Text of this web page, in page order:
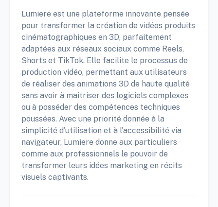
Lumiere est une plateforme innovante pensée
pour transformer la création de vidéos produits
cinématographiques en 3D, parfaitement
adaptées aux réseaux sociaux comme Reels,
Shorts et TikTok. Elle facilite le processus de
production vidéo, permettant aux utilisateurs
de réaliser des animations 3D de haute qualité
sans avoir à maîtriser des logiciels complexes
ou à posséder des compétences techniques
poussées. Avec une priorité donnée à la
simplicité d’utilisation et à l'accessibilité via
navigateur, Lumiere donne aux particuliers
comme aux professionnels le pouvoir de
transformer leurs idées marketing en récits
visuels captivants.